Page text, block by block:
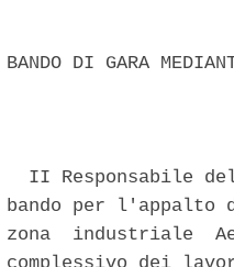
BANDO DI GARA
II Responsabile
bando per
zona  industriale